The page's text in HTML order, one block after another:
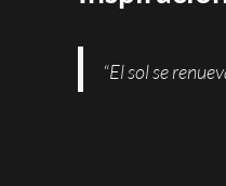
“El sol se